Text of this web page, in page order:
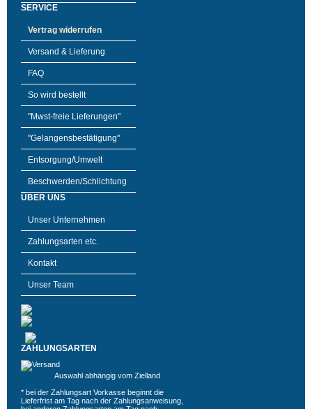
SERVICE
Vertrag widerrufen
Versand & Lieferung
FAQ
So wird bestellt
"Mwst-freie Lieferungen"
"Gelangensbestätigung"
Entsorgung/Umwelt
Beschwerden/Schlichtung
ÜBER UNS
Unser Unternehmen
Zahlungsarten etc.
Kontakt
Unser Team
ZAHLUNGSARTEN
Auswahl abhängig vom Zielland
* bei der Zahlungsart Vorkasse beginnt die
Lieferfrist am Tag nach der Zahlungsanweisung,